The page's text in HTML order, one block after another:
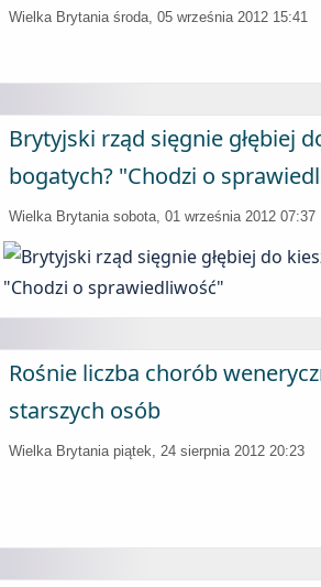
Wielka Brytania środa, 05 września 2012 15:41
Brytyjski rząd sięgnie głębiej
bogatych? "Chodzi o
Wielka Brytania sobota, 01 września 2012 07:37
Rośnie liczba chorób
starszych osób
Wielka Brytania piątek, 24 sierpnia 2012 20:23